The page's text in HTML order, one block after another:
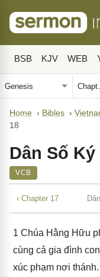
BSB KJV WEB
Home › Bibles ›
18
Dân Số Ký
VCB
‹ Chapter 17
1 Chúa Hằng Hữu
cùng cả gia đình
xúc phạm nơi